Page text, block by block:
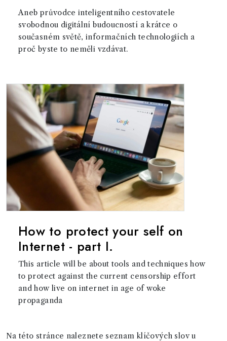
Aneb průvodce inteligentního cestovatele
svobodnou digitální budoucností a krátce o
současném světě, informačních technologiích a
proč byste to neměli vzdávat.
How to protect your self on
Internet - part I.
This article will be about tools and techniques how
to protect against the current censorship effort
and how live on internet in age of woke
propaganda
Na této stránce naleznete seznam klíčových slov u